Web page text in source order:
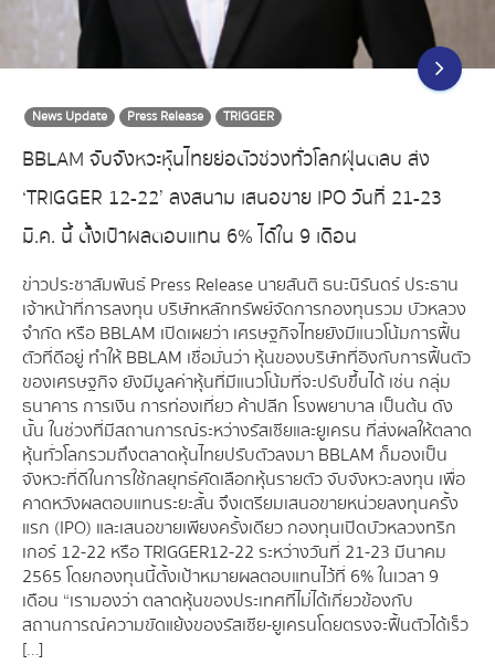
News Update Press Release TRIGGER
BBLAM จับจังหวะหุ้นไทยย่อตัวช่วงทั่วโลกฝุ่นตลบ ส่ง
‘TRIGGER 12-22’ ลงสนาม เสนอขาย IPO วันที่ 21-23
มี.ค. นี้ ตั้งเป้าผลตอบแทน 6% ได้ใน 9 เดือน
ข่าวประชาสัมพันธ์ Press Release นายสันติ ธนะนิรันดร์ ประธาน
เจ้าหน้าที่การลงทุน บริษัทหลักทรัพย์จัดการกองทุนรวม บัวหลวง
จำกัด หรือ BBLAM เปิดเผยว่า เศรษฐกิจไทยยังมีแนวโน้มการฟื้น
ตัวที่ดีอยู่ ทำให้ BBLAM เชื่อมั่นว่า หุ้นของบริษัทที่อิงกับการฟื้นตัว
ของเศรษฐกิจ ยังมีมูลค่าหุ้นที่มีแนวโน้มที่จะปรับขึ้นได้ เช่น กลุ่ม
ธนาคาร การเงิน การท่องเที่ยว ค้าปลีก โรงพยาบาล เป็นต้น ดัง
นั้น ในช่วงที่มีสถานการณ์ระหว่างรัสเซียและยูเครน ที่ส่งผลให้ตลาด
หุ้นทั่วโลกรวมถึงตลาดหุ้นไทยปรับตัวลงมา BBLAM ก็มองเป็น
จังหวะที่ดีในการใช้กลยุทธ์คัดเลือกหุ้นรายตัว จับจังหวะลงทุน เพื่อ
คาดหวังผลตอบแทนระยะสั้น จึงเตรียมเสนอขายหน่วยลงทุนครั้ง
แรก (IPO) และเสนอขายเพียงครั้งเดียว กองทุนเปิดบัวหลวงทริก
เกอร์ 12-22 หรือ TRIGGER12-22 ระหว่างวันที่ 21-23 มีนาคม
2565 โดยกองทุนนี้ตั้งเป้าหมายผลตอบแทนไว้ที่ 6% ในเวลา 9
เดือน “เรามองว่า ตลาดหุ้นของประเทศที่ไม่ได้เกี่ยวข้องกับ
สถานการณ์ความขัดแย้งของรัสเซีย-ยูเครนโดยตรงจะฟื้นตัวได้เร็ว
[…]